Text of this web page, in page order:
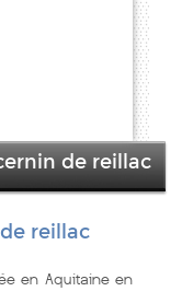
de reillac
reillac
en Aquitaine en